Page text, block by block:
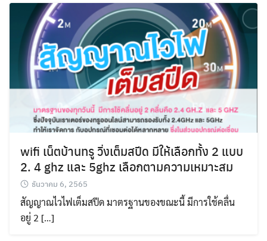
wifi เน็ตบ้านทรู วิ่งเต็มสปีด มีให้เลือกทั้ง 2 แบบ
2. 4 ghz และ 5ghz เลือกตามความเหมาะสม
ธันวาคม 6, 2565
สัญญาณไวไฟเต็มสปีด มาตรฐานของขณะนี้ มีการใช้คลื่น
อยู่ 2 […]